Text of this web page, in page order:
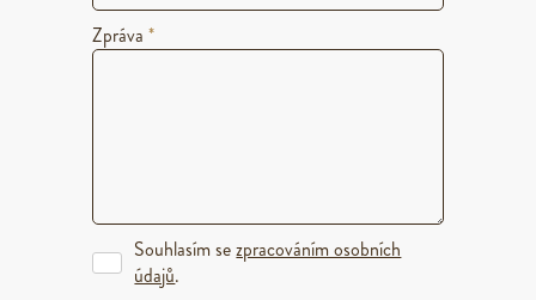
Zpráva *
Souhlasím sezpracováním osobních
údajů.